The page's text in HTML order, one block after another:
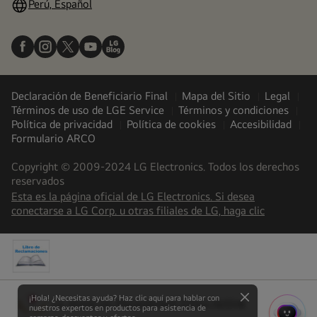
Perú, Español
Declaración de Beneficiario Final Mapa del Sitio
Legal
Términos de uso de LGE Service
Términos y condiciones
Política de privacidad
Política de cookies
Accesibilidad
Formulario ARCO
Copyright © 2009-2024 LG Electronics. Todos los derechos
reservados
Esta es la página oficial de LG Electronics. Si desea
conectarse a LG Corp. u otras filiales de LG, haga clic(
a
LG Jeong-Do Management Ethics hotline
opens
¡Hola! ¿Necesitas ayuda? Haz clic aquí para hablar con
nuestros expertos en productos para asistencia de
close